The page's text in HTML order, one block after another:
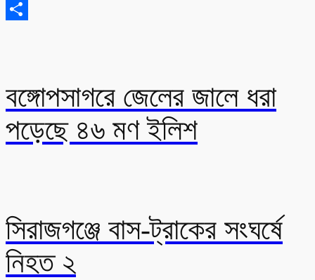
Email
বঙ্গোপসাগরে জেলের জালে ধরা
পড়েছে ৪৬ মণ ইলিশ
সিরাজগঞ্জে বাস-ট্রাকের সংঘর্ষে
নিহত ২